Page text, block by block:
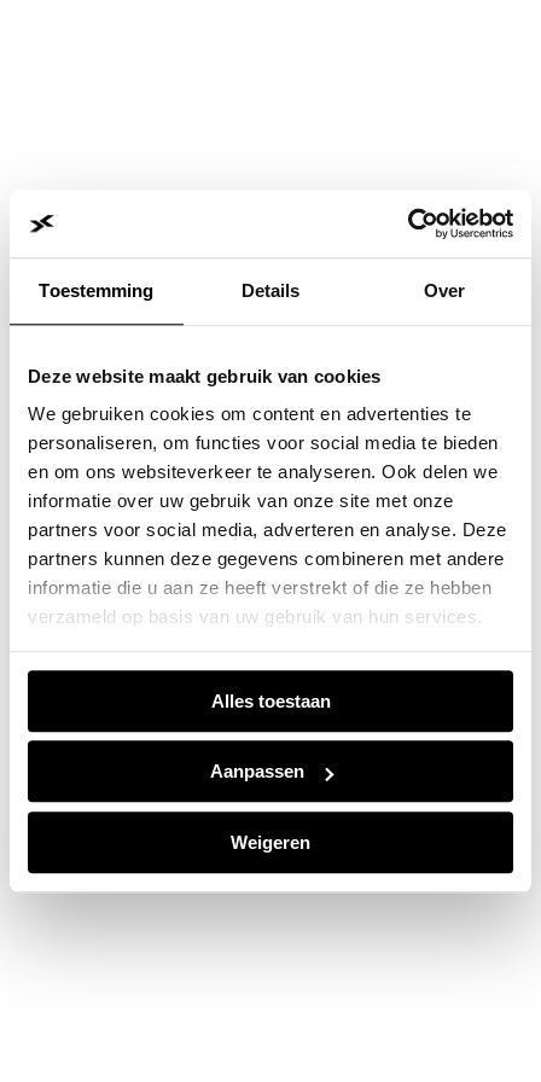
Toestemming Details Over
Deze website maakt gebruik van cookies
We gebruiken cookies om content en advertenties te
personaliseren, om functies voor social media te bieden
en om ons websiteverkeer te analyseren. Ook delen we
informatie over uw gebruik van onze site met onze
partners voor social media, adverteren en analyse. Deze
partners kunnen deze gegevens combineren met andere
informatie die u aan ze heeft verstrekt of die ze hebben
verzameld op basis van uw gebruik van hun services.
Alles toestaan
Aanpassen
Weigeren
Application error: a client-side exception has occurred while
loadingwww.jvk.nl(see the browser consolefor more
information).